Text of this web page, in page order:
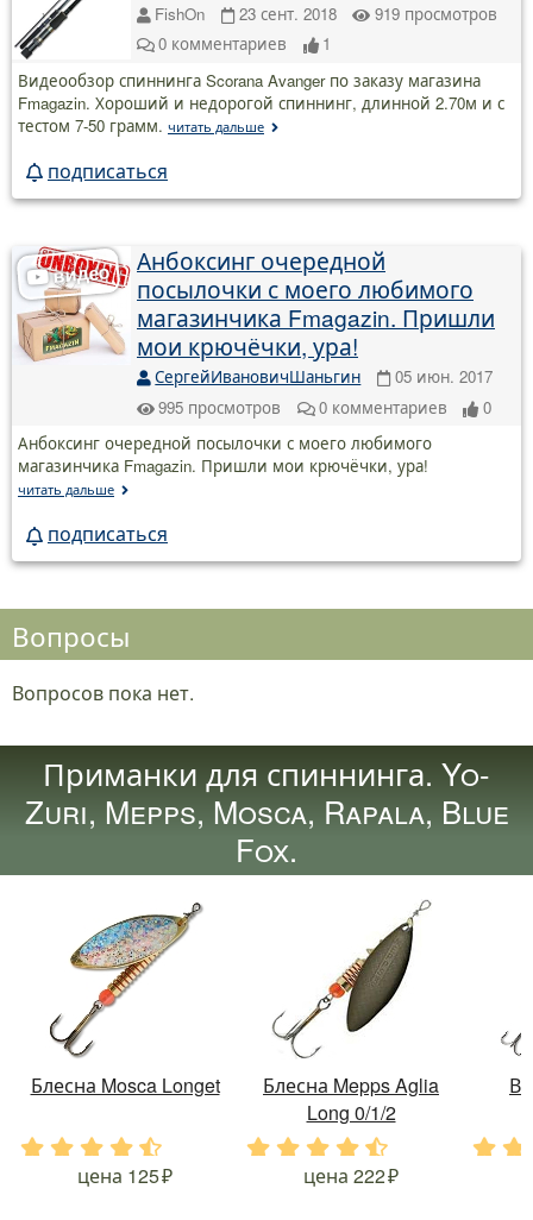
FishOn 23 сент. 2018 919 просмотров
0 комментариев
1
Видеообзор спиннинга Scorana Avanger по заказу магазина
Fmagazin. Хороший и недорогой спиннинг, длинной 2.70м и с
тестом 7-50 грамм. читать дальше
подписаться
Анбоксинг очередной
посылочки с моего любимого
магазинчика Fmagazin. Пришли
мои крючёчки, ура!
СергейИвановичШаньгин
05 июн. 2017
995 просмотров 0 комментариев
0
Анбоксинг очередной посылочки с моего любимого
магазинчика Fmagazin. Пришли мои крючёчки, ура!
читать дальше
подписаться
Вопросы
Вопросов пока нет.
Приманки для спиннинга. Yo-
Zuri, Mepps, Mosca, Rapala, Blue
Fox.
Блесна Mosca Longet
. . .
цена 125
Блесна Mepps Aglia
Long 0/1/2
. . .
цена 222